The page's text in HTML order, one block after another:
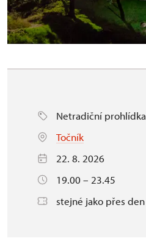
Netradiční prohlídka
Točník
22. 8. 2026
19.00 – 23.45
stejné jako přes den